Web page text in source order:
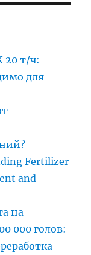
20 т/ч:
для
Fertilizer
and
на
000 голов: